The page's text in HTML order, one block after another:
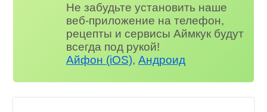
Не забудьте установить наше
веб-приложение на телефон,
рецепты и сервисы Аймкук будут
всегда под рукой!
Айфон (iOS),Андроид